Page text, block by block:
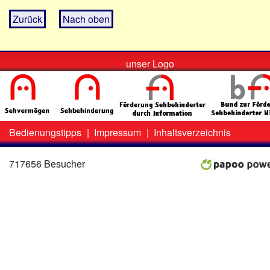
Zurück Nach oben
unser Logo
Zweit-
Menü
Bedienungstipps | Impressum | Inhaltsverzeichnis
717656 Besucher